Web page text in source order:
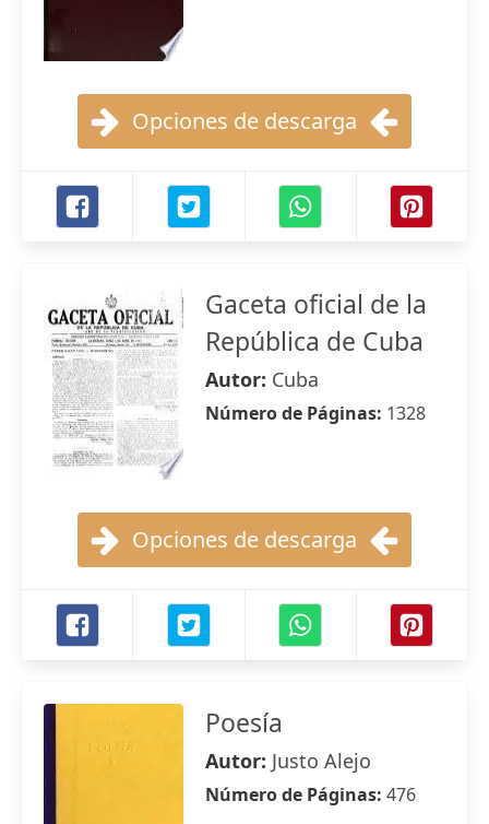
Opciones de descarga
Gaceta oficial de la
República de Cuba
Autor: Cuba
Número de Páginas: 1328
Opciones de descarga
Poesía
Autor: Justo Alejo
Número de Páginas: 476